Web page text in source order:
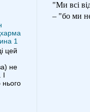
"Ми всі
– "бо ми
1
цей
не